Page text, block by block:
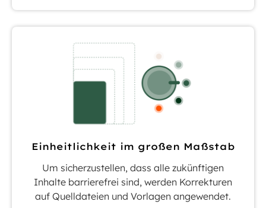
Einheitlichkeit im großen Maßstab
Um sicherzustellen, dass alle zukünftigen
Inhalte barrierefrei sind, werden Korrekturen
auf Quelldateien und Vorlagen angewendet.